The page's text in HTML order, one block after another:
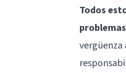
Todos
vergüenza